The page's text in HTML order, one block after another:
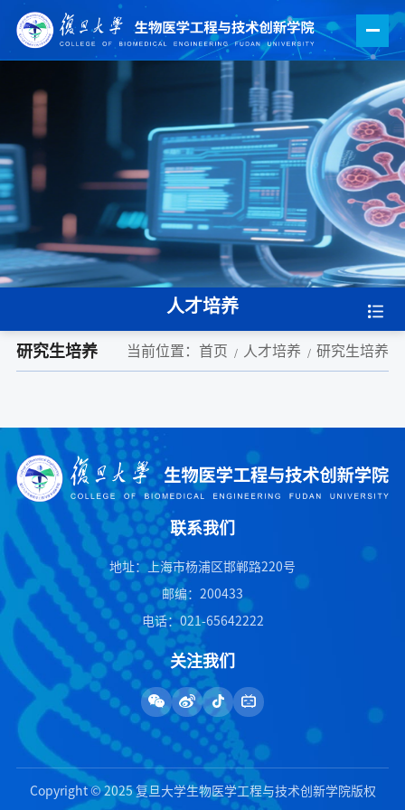
人才培养
研究生培养 当前位置： 首页 人才培养 研究生培养
联系我们
地址：上海市杨浦区邯郸路220号
邮编：200433
电话：021-65642222
关注我们
Copyright © 2025 复旦大学生物医学工程与技术创新学院版权